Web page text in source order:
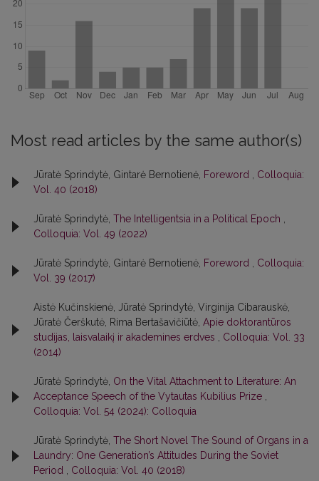
Most read articles by the same author(s)
Jūratė Sprindytė, Gintarė Bernotienė, Foreword
Colloquia:
Vol. 40 (2018)
Jūratė Sprindytė, The Intelligentsia in a Political Epoch
Colloquia: Vol. 49 (2022)
Jūratė Sprindytė, Gintarė Bernotienė, Foreword
Colloquia:
Vol. 39 (2017)
Aistė Kučinskienė, Jūratė Sprindytė, Virginija Cibarauskė,
Jūratė Čerškutė, Rima Bertašavičiūtė, Apie doktorantūros
studijas, laisvalaikį ir akademines erdves
Colloquia: Vol. 33
(2014)
Jūratė Sprindytė, On the Vital Attachment to Literature: An
Acceptance Speech of the Vytautas Kubilius Prize
Colloquia: Vol. 54 (2024): Colloquia
Jūratė Sprindytė, The Short Novel The Sound of Organs in a
Laundry: One Generation’s Attitudes During the Soviet
Period
Colloquia: Vol. 40 (2018)